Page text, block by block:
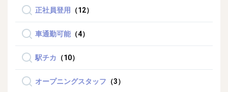
正社員登用 （12）
車通勤可能 （4）
駅チカ （10）
オープニングスタッフ （3）